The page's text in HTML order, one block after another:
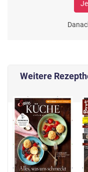
Weitere